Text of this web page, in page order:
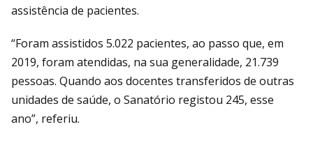
assistência de pacientes.
“Foram assistidos 5.022 pacientes, ao passo que, em
2019, foram atendidas, na sua generalidade, 21.739
pessoas. Quando aos docentes transferidos de outras
unidades de saúde, o Sanatório registou 245, esse
ano”, referiu.